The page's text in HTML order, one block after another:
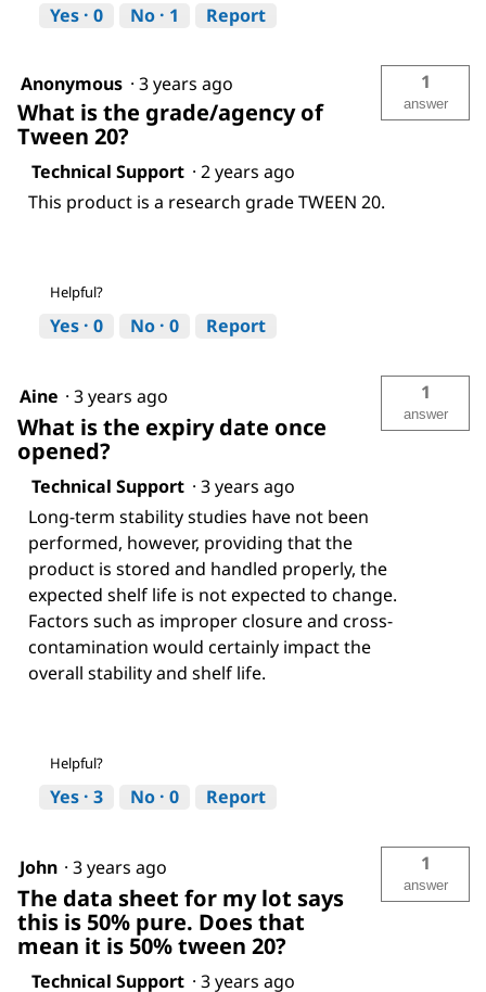
Yes · 0 No · 1 Report
Anonymous · 3 years ago
What is the grade/agency of
Tween 20?
1
answer
Technical Support · 2 years ago
This product is a research grade TWEEN 20.
Helpful?
Yes · 0 No · 0 Report
Aine · 3 years ago
What is the expiry date once
opened?
1
answer
Technical Support · 3 years ago
Long-term stability studies have not been
performed, however, providing that the
product is stored and handled properly, the
expected shelf life is not expected to change.
Factors such as improper closure and cross-
contamination would certainly impact the
overall stability and shelf life.
Helpful?
Yes · 3 No · 0 Report
John · 3 years ago
The data sheet for my lot says
this is 50% pure. Does that
mean it is 50% tween 20?
1
answer
Technical Support · 3 years ago